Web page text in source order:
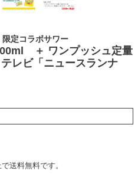
定コラボサワー
＋ ワンプッシュ定量
レビ「ニュースランナ
送料無料です。